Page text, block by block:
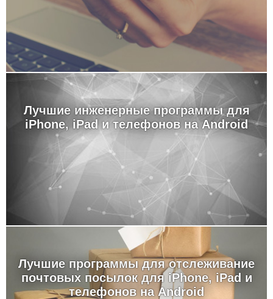
Лучшие инженерные программы для
iPhone, iPad и телефонов на Android
Лучшие программы для отслеживание
почтовых посылок для iPhone, iPad и
телефонов на Android